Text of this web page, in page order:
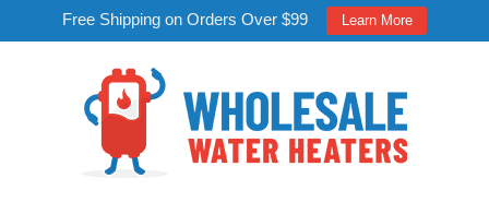
Free Shipping on Orders Over $99 Learn More